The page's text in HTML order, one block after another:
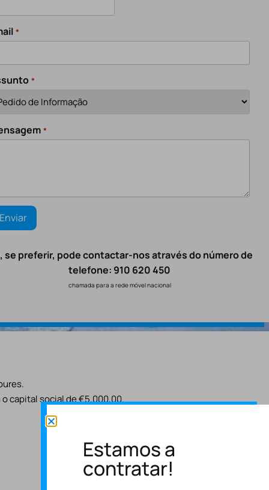
*
*
*
se preferir, pode contactar-nos através do número de
telefone: 910 620 450
chamada para a rede móvel nacional
o capital social de €5.000,00.
Estamos a
contratar!